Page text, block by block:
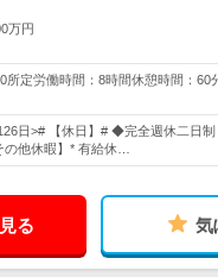
万円
所定労働時間：8時間休憩時間：60
日># 【休日】# ◆完全週休二
の他休暇】* 有給休…
る 気